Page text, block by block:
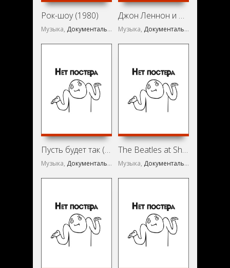
Рок-шоу (1980)
Музыка, Документальный
Джон Леннон и Йоко Оно: Imagine (1972)
Музыка, Документальный
Пусть будет так (1969)
Музыка, Документальный
The Beatles at Shea Stadium (1966)
Музыка, Документальный